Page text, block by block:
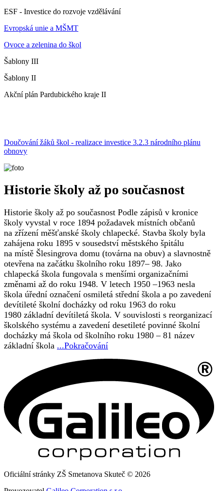
ESF - Investice do rozvoje vzdělávání
Evropská unie a MŠMT
Ovoce a zelenina do škol
Šablony III
Šablony II
Akční plán Pardubického kraje II
Doučování žáků škol - realizace investice 3.2.3 národního plánu
obnovy
Historie školy až po současnost
Historie školy až po současnost Podle zápisů v kronice
školy vyvstal v roce 1894 požadavek místních občanů
na zřízení měšťanské školy chlapecké. Stavba školy byla
zahájena roku 1895 v sousedství městského špitálu
na místě Šlesingrova domu (továrna na obuv) a slavnostně
otevřena na začátku školního roku 1897– 98. Jako
chlapecká škola fungovala s menšími organizačními
změnami až do roku 1948. V letech 1950 –1963 nesla
škola úřední označení osmiletá střední škola a po zavedení
devítileté školní docházky od roku 1963 do roku
1980 základní devítiletá škola. V souvislosti s reorganizací
školského systému a zavedení desetileté povinné školní
docházky má škola od školního roku 1980 – 81 název
základní škola ...Pokračování
Oficiální stránky ZŠ Smetanova Skuteč © 2026